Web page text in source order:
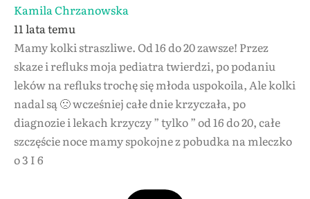
Kamila Chrzanowska
11 lata temu
Mamy kolki straszliwe. Od 16 do 20 zawsze! Przez
skaze i refluks moja pediatra twierdzi, po podaniu
leków na refluks trochę się młoda uspokoila, Ale kolki
nadal są 🙁 wcześniej całe dnie krzyczała, po
diagnozie i lekach krzyczy ” tylko ” od 16 do 20, całe
szczęście noce mamy spokojne z pobudka na mleczko
o 3 I 6